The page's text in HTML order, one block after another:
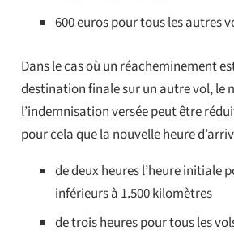
600 euros pour tous les autres
Dans le cas où un réacheminement
destination finale sur un autre vol, le
l’indemnisation versée peut être
pour cela que la nouvelle heure
de deux heures l’heure initiale
inférieurs à 1.500 kilomètres
de trois heures pour tous les